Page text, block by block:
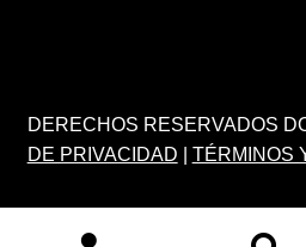
DERECHOS RESERVADOS
DE PRIVACIDAD
TÉRMINOS